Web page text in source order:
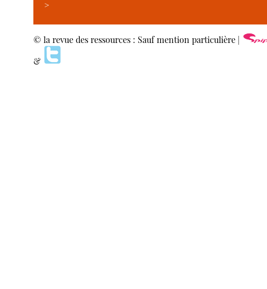
>
© la revue des ressources : Sauf mention particulière |
&